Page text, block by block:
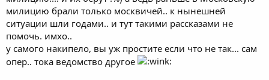
милицию брали только москвичей.. к нынешней
ситуации шли годами.. и тут такими рассказами не
помочь. имхо..
у самого накипело, вы уж простите если что не так... сам
опер.. тока ведомство другое